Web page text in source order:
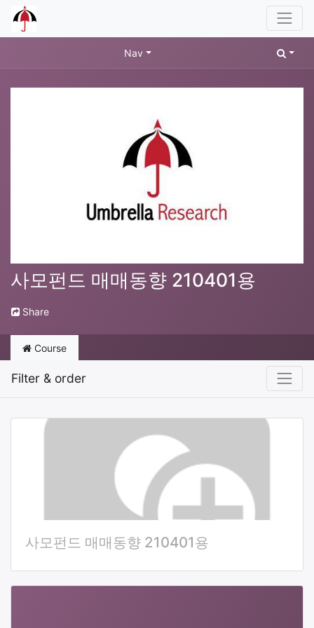
Nav
사모펀드 매매동향 210401용
Share
Course
Filter & order
사모펀드 매매동향 210401용